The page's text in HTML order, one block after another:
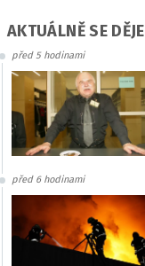
AKTUÁLNĚ SE DĚJE
před 5 hodinami
před 6 hodinami